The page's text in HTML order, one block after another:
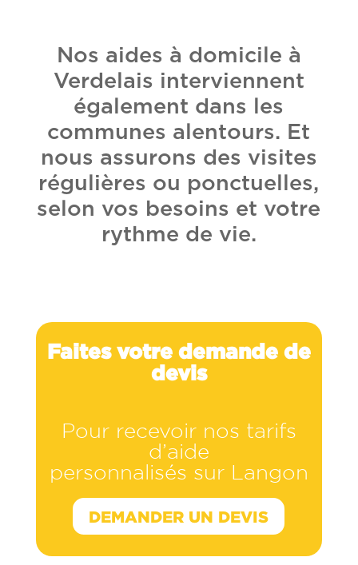
Nos aides à domicile à
Verdelais interviennent
également dans les
communes alentours. Et
nous assurons des visites
régulières ou ponctuelles,
selon vos besoins et votre
rythme de vie.
Faites votre demande de
devis
Pour recevoir nos tarifs
d’aide
personnalisés sur Langon
DEMANDER UN DEVIS